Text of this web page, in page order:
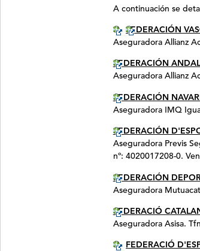
A continuación se
FEDERACIÓN
Aseguradora Allianz
FEDERACIÓN
Aseguradora Allianz
FEDERACIÓN
Aseguradora IMQ
FEDERACIÓN
Aseguradora Previs
nº: 4020017208-0.
FEDERACIÓN
Aseguradora
FEDERACIÓ
Aseguradora Asisa.
FEDERACIÓ